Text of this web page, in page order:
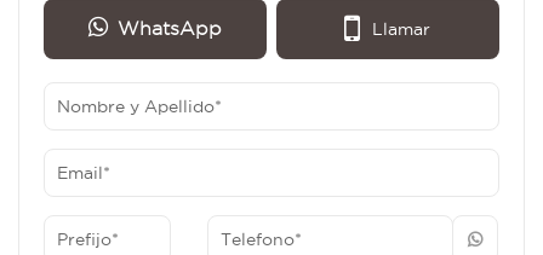
WhatsApp Llamar